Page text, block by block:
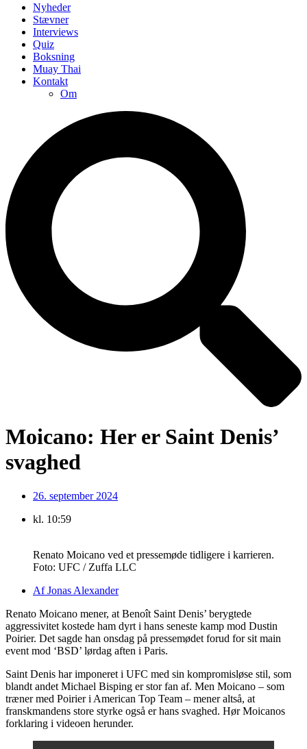
Nyheder
Stævner
Interviews
Quiz
Boksning
Muay Thai
Kontakt
Om
Moicano: Her er Saint Denis’
svaghed
26. september 2024
kl. 10:59
Renato Moicano ved et pressemøde tidligere i karrieren.
Foto: UFC / Zuffa LLC
AfJonas Alexander
Renato Moicano mener, at Benoît Saint Denis’ berygtede
aggressivitet kostede ham dyrt i hans seneste kamp mod Dustin
Poirier. Det sagde han onsdag på pressemødet forud for sit main
event mod ‘BSD’ lørdag aften i Paris.
Saint Denis har imponeret i UFC med sin kompromisløse stil, som
blandt andet Michael Bisping er stor fan af. Men Moicano – som
træner med Poirier i American Top Team – mener altså, at
franskmandens store styrke også er hans svaghed. Hør Moicanos
forklaring i videoen herunder.